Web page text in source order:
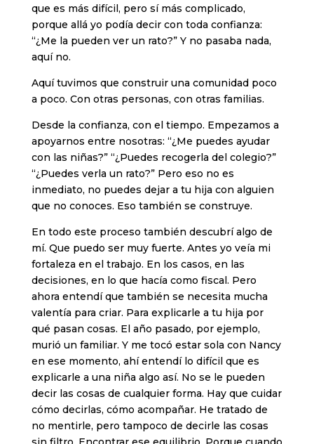
que es más difícil, pero sí más complicado,
porque allá yo podía decir con toda confianza:
“¿Me la pueden ver un rato?” Y no pasaba nada,
aquí no.
Aquí tuvimos que construir una comunidad poco
a poco. Con otras personas, con otras familias.
Desde la confianza, con el tiempo. Empezamos a
apoyarnos entre nosotras: “¿Me puedes ayudar
con las niñas?” “¿Puedes recogerla del colegio?”
“¿Puedes verla un rato?” Pero eso no es
inmediato, no puedes dejar a tu hija con alguien
que no conoces. Eso también se construye.
En todo este proceso también descubrí algo de
mí. Que puedo ser muy fuerte. Antes yo veía mi
fortaleza en el trabajo. En los casos, en las
decisiones, en lo que hacía como fiscal. Pero
ahora entendí que también se necesita mucha
valentía para criar. Para explicarle a tu hija por
qué pasan cosas. El año pasado, por ejemplo,
murió un familiar. Y me tocó estar sola con Nancy
en ese momento, ahí entendí lo difícil que es
explicarle a una niña algo así. No se le pueden
decir las cosas de cualquier forma. Hay que cuidar
cómo decirlas, cómo acompañar. He tratado de
no mentirle, pero tampoco de decirle las cosas